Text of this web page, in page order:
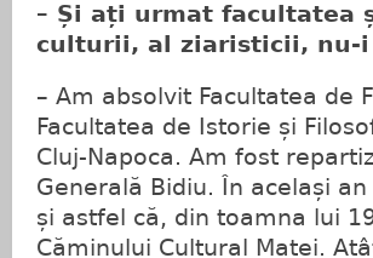
– Și ați urmat facultatea
culturii, al ziaristicii, nu-i
– Am absolvit Facultatea de
Facultatea de Istorie și
Cluj-Napoca. Am fost
Generală Bidiu. În același
și astfel că, din toamna lui
Căminului Cultural Matei.